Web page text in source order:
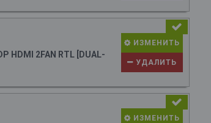
HDMI 2FAN RTL [DUAL-
ИЗМЕНИТЬ
УДАЛИТЬ
ИЗМЕНИТЬ